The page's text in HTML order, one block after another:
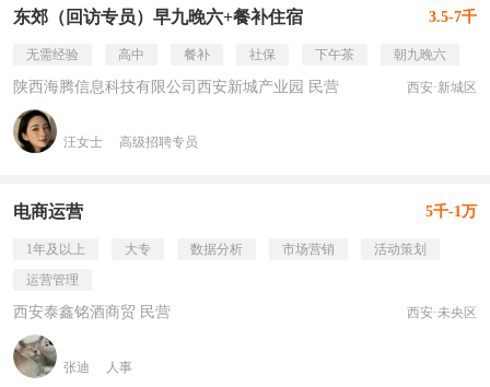
东郊（回访专员）早九晚六+餐补住宿 3.5-7千
无需经验 高中 餐补 社保 下午茶 朝九晚六
陕西海腾信息科技有限公司西安新城产业园 民营 西安·新城区
汪女士 高级招聘专员
电商运营 5千-1万
1年及以上 大专 数据分析 市场营销
活动策划
运营管理
西安泰鑫铭酒商贸 民营 西安·未央区
张迪 人事